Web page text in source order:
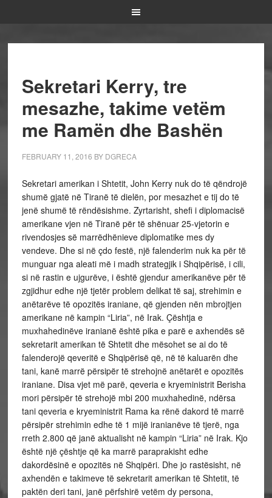
Sekretari Kerry, tre
mesazhe, takime vetëm
me Ramën dhe Bashën
FEBRUARY 11, 2016 BY DGRECA
Sekretari amerikan i Shtetit, John Kerry nuk do të qëndrojë
shumë gjatë në Tiranë të dielën, por mesazhet e tij do të
jenë shumë të rëndësishme. Zyrtarisht, shefi i diplomacisë
amerikane vjen në Tiranë për të shënuar 25-vjetorin e
rivendosjes së marrëdhënieve diplomatike mes dy
vendeve. Dhe si në çdo festë, një falenderim nuk ka për të
munguar nga aleati më i madh strategjik i Shqipërisë, i cili,
si në rastin e ujgurëve, i është gjendur amerikanëve për të
zgjidhur edhe një tjetër problem delikat të saj, strehimin e
anëtarëve të opozitës iraniane, që gjenden nën mbrojtjen
amerikane në kampin “Liria”, në Irak. Çështja e
muxhahedinëve iranianë është pika e parë e axhendës së
sekretarit amerikan të Shtetit dhe mësohet se ai do të
falenderojë qeveritë e Shqipërisë që, në të kaluarën dhe
tani, kanë marrë përsipër të strehojnë anëtarët e opozitës
iraniane. Disa vjet më parë, qeveria e kryeministrit Berisha
mori përsipër të strehojë mbi 200 muxhahedinë, ndërsa
tani qeveria e kryeministrit Rama ka rënë dakord të marrë
përsipër strehimin edhe të 1 mijë iranianëve të tjerë, nga
rreth 2.800 që janë aktualisht në kampin “Liria” në Irak. Kjo
është një çështje që ka marrë paraprakisht edhe
dakordësinë e opozitës në Shqipëri. Dhe jo rastësisht, në
axhendën e takimeve të sekretarit amerikan të Shtetit, të
paktën deri tani, janë përfshirë vetëm dy persona,